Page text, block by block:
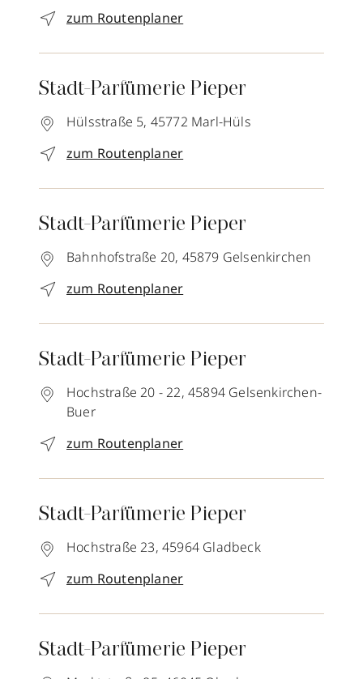
zum Routenplaner
Stadt-Parfümerie Pieper
Hülsstraße 5, 45772 Marl-Hüls
zum Routenplaner
Stadt-Parfümerie Pieper
Bahnhofstraße 20, 45879 Gelsenkirchen
zum Routenplaner
Stadt-Parfümerie Pieper
Hochstraße 20 - 22, 45894 Gelsenkirchen-
Buer
zum Routenplaner
Stadt-Parfümerie Pieper
Hochstraße 23, 45964 Gladbeck
zum Routenplaner
Stadt-Parfümerie Pieper